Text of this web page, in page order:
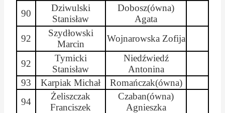
90
Dziwulski
Stanisław
Dobosz(ówna)
Agata
92
Szydłowski
Marcin
Wojnarowska Zofija
92
Tymicki
Stanisław
Niedźwiedź
Antonina
93
Karpiak Michał Romańczak(ówna)
94
Żeliszczak
Franciszek
Czaban(ówna)
Agnieszka